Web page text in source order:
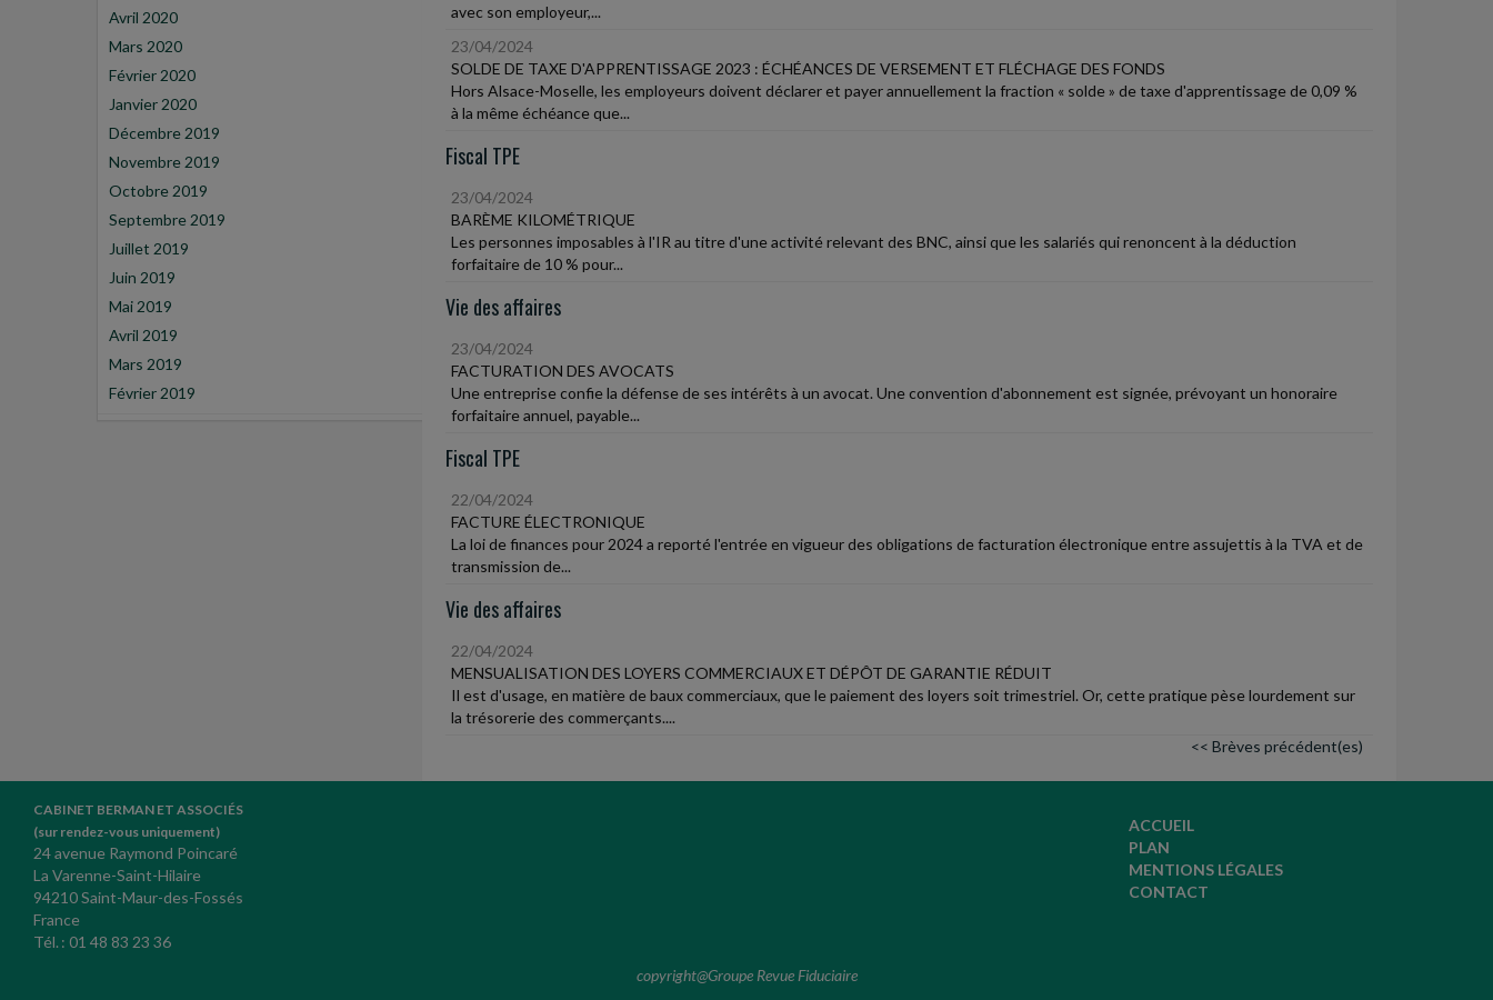
Avril 2020
Mars 2020
Février 2020
Janvier 2020
Décembre 2019
Novembre 2019
Octobre 2019
Septembre 2019
Juillet 2019
Juin 2019
Mai 2019
Avril 2019
Mars 2019
Février 2019
avec son employeur,...
23/04/2024
SOLDE DE TAXE D'APPRENTISSAGE 2023 : ÉCHÉANCES DE VERSEMENT ET FLÉCHAGE DES FONDS
Hors Alsace-Moselle, les employeurs doivent déclarer et payer annuellement la fraction « solde » de taxe d'apprentissage de 0,09 %
à la même échéance que...
Fiscal TPE
23/04/2024
BARÈME KILOMÉTRIQUE
Les personnes imposables à l'IR au titre d'une activité relevant des BNC, ainsi que les salariés qui renoncent à la déduction
forfaitaire de 10 % pour...
Vie des affaires
23/04/2024
FACTURATION DES AVOCATS
Une entreprise confie la défense de ses intérêts à un avocat. Une convention d'abonnement est signée, prévoyant un honoraire
forfaitaire annuel, payable...
Fiscal TPE
22/04/2024
FACTURE ÉLECTRONIQUE
La loi de finances pour 2024 a reporté l'entrée en vigueur des obligations de facturation électronique entre assujettis à la TVA et de
transmission de...
Vie des affaires
22/04/2024
MENSUALISATION DES LOYERS COMMERCIAUX ET DÉPÔT DE GARANTIE RÉDUIT
Il est d'usage, en matière de baux commerciaux, que le paiement des loyers soit trimestriel. Or, cette pratique pèse lourdement sur
la trésorerie des commerçants....
<< Brèves précédent(es)
CABINET BERMAN ET ASSOCIÉS
(sur rendez-vous uniquement)
24 avenue Raymond Poincaré
La Varenne-Saint-Hilaire
94210 Saint-Maur-des-Fossés
France
Tél. : 01 48 83 23 36
ACCUEIL
PLAN
MENTIONS LÉGALES
CONTACT
copyright@Groupe Revue Fiduciaire